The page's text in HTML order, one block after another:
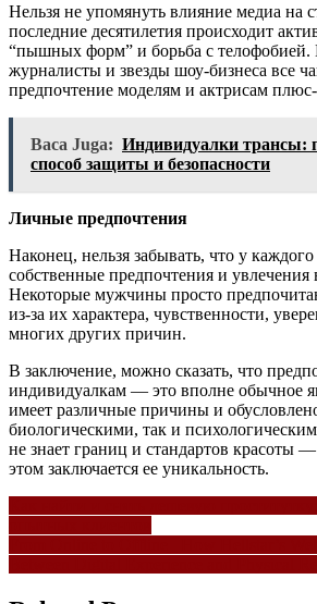
Нельзя не упомянуть влияние медиа на
последние десятилетия происходит
“пышных форм” и борьба с
журналисты и звезды шоу-бизнеса все
предпочтение моделям и актрисам плюс-
Baca Juga: Индивидуалки трансы:
способ защиты и безопасности
Личные предпочтения
Наконец, нельзя забывать, что у
собственные предпочтения и
Некоторые мужчины просто
из-за их характера, чувственности,
многих других причин.
В заключение, можно сказать, что
индивидуалкам — это вполне обычное
имеет различные причины и
биологическими, так и
не знает границ и стандартов красоты
этом заключается ее уникальность.
Navigasi
pos